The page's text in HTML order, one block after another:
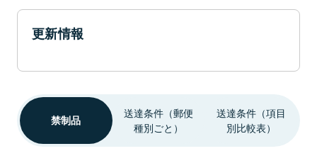
更新情報
禁制品
送達条件（郵便
種別ごと）
送達条件（項目
別比較表）